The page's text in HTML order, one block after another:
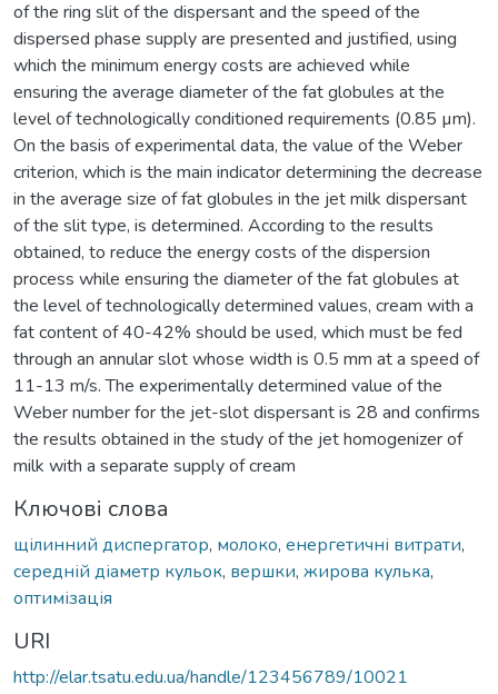
of the ring slit of the dispersant and the speed of the
dispersed phase supply are presented and justified, using
which the minimum energy costs are achieved while
ensuring the average diameter of the fat globules at the
level of technologically conditioned requirements (0.85 µm).
On the basis of experimental data, the value of the Weber
criterion, which is the main indicator determining the decrease
in the average size of fat globules in the jet milk dispersant
of the slit type, is determined. According to the results
obtained, to reduce the energy costs of the dispersion
process while ensuring the diameter of the fat globules at
the level of technologically determined values, cream with a
fat content of 40-42% should be used, which must be fed
through an annular slot whose width is 0.5 mm at a speed of
11-13 m/s. The experimentally determined value of the
Weber number for the jet-slot dispersant is 28 and confirms
the results obtained in the study of the jet homogenizer of
milk with a separate supply of cream
Ключові слова
щілинний диспергатор, молоко, енергетичні витрати,
середній діаметр кульок, вершки, жирова кулька,
оптимізація
URI
http://elar.tsatu.edu.ua/handle/123456789/10021